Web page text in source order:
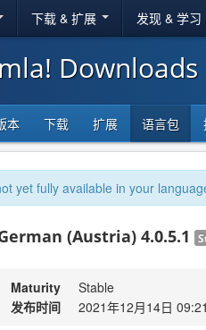
下载 & 扩展 发现 & 学习
Downloads
本 下载 扩展 语言包
yet fully available in your
(Austria) 4.0.5.1
Maturity
Stable
发布时间
2021年12月14日